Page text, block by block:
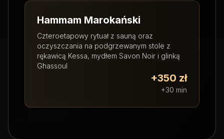
Hammam Marokański
Czteroetapowy rytuał z sauną oraz
oczyszczania na podgrzewanym stole z
rękawicą Kessa, mydłem Savon Noir i glinką
Ghassoul
+350 zł
+30 min